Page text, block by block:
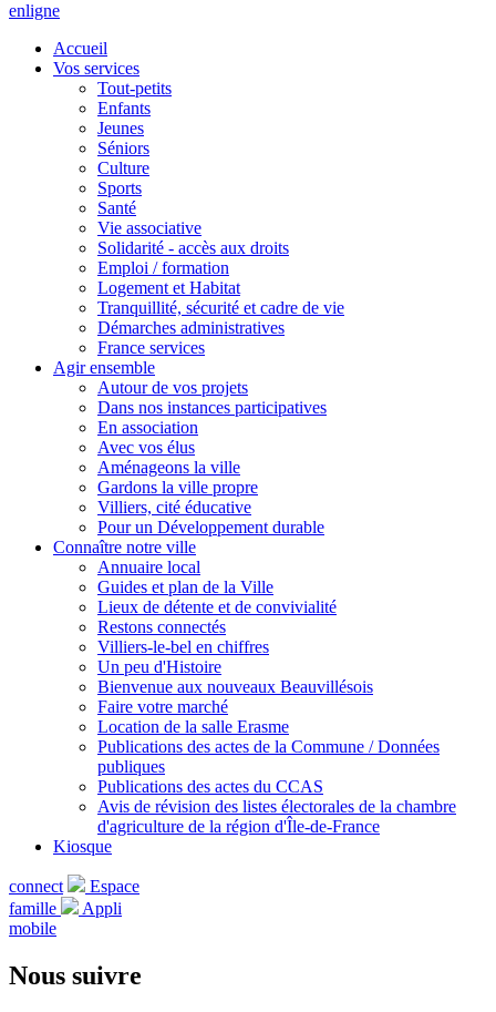
enligne
Accueil
Vos services
Tout-petits
Enfants
Jeunes
Séniors
Culture
Sports
Santé
Vie associative
Solidarité - accès aux droits
Emploi / formation
Logement et Habitat
Tranquillité, sécurité et cadre de vie
Démarches administratives
France services
Agir ensemble
Autour de vos projets
Dans nos instances participatives
En association
Avec vos élus
Aménageons la ville
Gardons la ville propre
Villiers, cité éducative
Pour un Développement durable
Connaître notre ville
Annuaire local
Guides et plan de la Ville
Lieux de détente et de convivialité
Restons connectés
Villiers-le-bel en chiffres
Un peu d'Histoire
Bienvenue aux nouveaux Beauvillésois
Faire votre marché
Location de la salle Erasme
Publications des actes de la Commune / Données
publiques
Publications des actes du CCAS
Avis de révision des listes électorales de la chambre
d'agriculture de la région d'Île-de-France
Kiosque
connect
Espace
famille
Appli
mobile
Nous suivre